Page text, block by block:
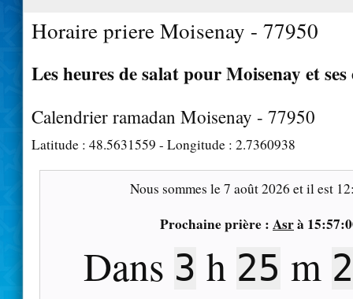
Horaire priere Moisenay - 77950
Les heures de salat pour Moisenay et
Calendrier ramadan Moisenay - 77950
Latitude : 48.5631559 - Longitude : 2.7360938
Nous sommes le7 août 2026 et il est
Prochaine prière : Asrà
Dans 3 h 25 m